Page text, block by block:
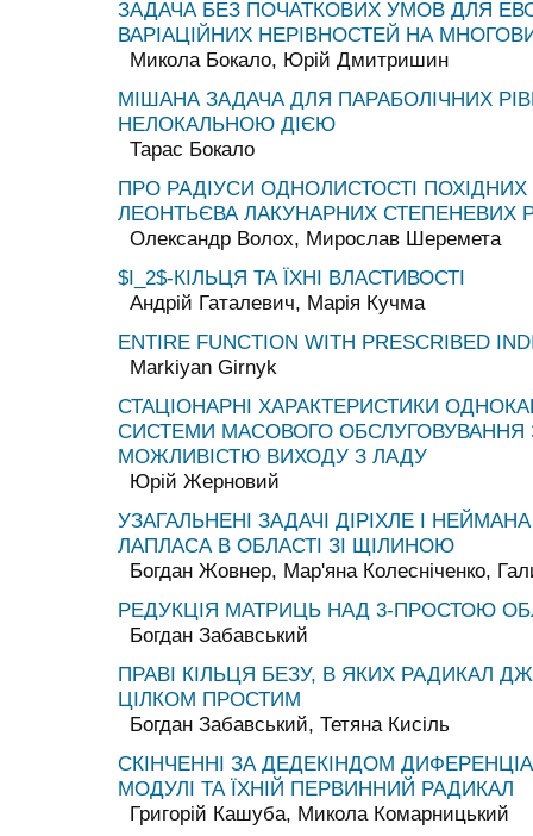
ЗАДАЧА БЕЗ ПОЧАТКОВИХ УМОВ ДЛЯ
ВАРІАЦІЙНИХ НЕРІВНОСТЕЙ НА
Микола Бокало, Юрій Дмитришин
МІШАНА ЗАДАЧА ДЛЯ ПАРАБОЛІЧНИХ
НЕЛОКАЛЬНОЮ ДІЄЮ
Тарас Бокало
ПРО РАДІУСИ ОДНОЛИСТОСТІ
ЛЕОНТЬЄВА ЛАКУНАРНИХ СТЕПЕНЕВИХ
Олександр Волох, Мирослав Шеремета
$I_2$-КІЛЬЦЯ ТА ЇХНІ ВЛАСТИВОСТІ
Андрій Гаталевич, Марія Кучма
ENTIRE FUNCTION WITH PRESCRIBED
Markiyan Girnyk
СТАЦІОНАРНІ ХАРАКТЕРИСТИКИ
СИСТЕМИ МАСОВОГО ОБСЛУГОВУВАННЯ
МОЖЛИВІСТЮ ВИХОДУ З ЛАДУ
Юрій Жерновий
УЗАГАЛЬНЕНІ ЗАДАЧІ ДІРІХЛЕ І
ЛАПЛАСА В ОБЛАСТІ ЗІ ЩІЛИНОЮ
Богдан Жовнер, Мар'яна Колесніченко,
РЕДУКЦІЯ МАТРИЦЬ НАД 3-ПРОСТОЮ
Богдан Забавський
ПРАВІ КІЛЬЦЯ БЕЗУ, В ЯКИХ РАДИКАЛ
ЦІЛКОМ ПРОСТИМ
Богдан Забавський, Тетяна Кисіль
СКІНЧЕННІ ЗА ДЕДЕКІНДОМ
МОДУЛІ ТА ЇХНІЙ ПЕРВИННИЙ РАДИКАЛ
Григорій Кашуба, Микола Комарницький